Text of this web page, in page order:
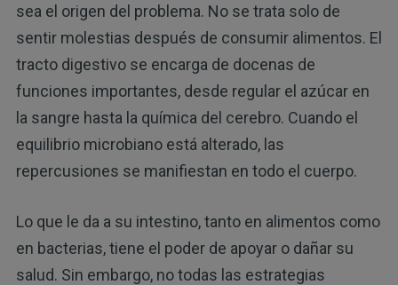
sea el origen del problema. No se trata solo de
sentir molestias después de consumir alimentos. El
tracto digestivo se encarga de docenas de
funciones importantes, desde regular el azúcar en
la sangre hasta la química del cerebro. Cuando el
equilibrio microbiano está alterado, las
repercusiones se manifiestan en todo el cuerpo.
Lo que le da a su intestino, tanto en alimentos como
en bacterias, tiene el poder de apoyar o dañar su
salud. Sin embargo, no todas las estrategias